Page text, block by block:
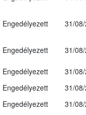
Engedélyezett 31/
Engedélyezett
31/
Engedélyezett
31/
Engedélyezett
31/
Engedélyezett 31/